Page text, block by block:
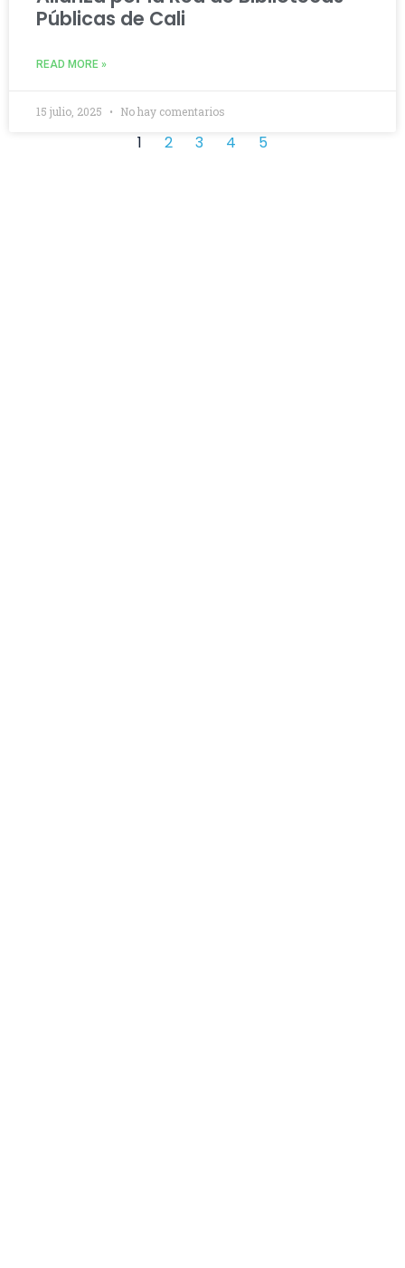
Públicas de Cali
READ MORE »
15 julio, 2025 No hay comentarios
1 2 3 4 5